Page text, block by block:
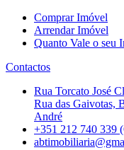
Comprar Imóvel
Arrendar Imóvel
Quanto Vale o seu
Contactos
Rua Torcato José
Rua das Gaivotas,
André
+351 212 740 339